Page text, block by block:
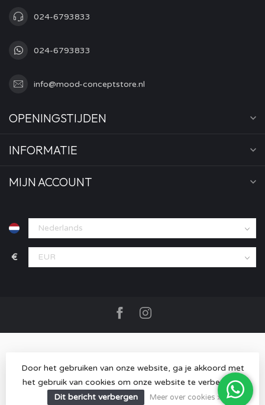
024-6793833
024-6793833
info@mood-conceptstore.nl
OPENINGSTIJDEN
INFORMATIE
MIJN ACCOUNT
€
© Copyright 2026 MOOD store- Powered byLightspeed-
Lightspeed designby Dyvelopment
Door het gebruiken van onze website, ga je akkoord met
het gebruik van cookies om onze website te verbeteren.
Dit bericht verbergen
Meer over cookies »